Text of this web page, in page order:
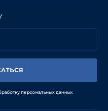
персональных данных